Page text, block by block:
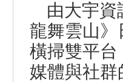
由大宇資
龍舞雲山
橫掃雙平
媒體與社